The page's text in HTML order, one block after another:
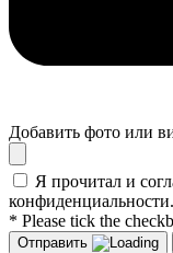
Добавить фото или
Я прочитал и
конфиденциальности.
* Please tick the
Отправить